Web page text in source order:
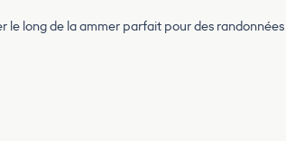
le long de la ammer parfait pour des